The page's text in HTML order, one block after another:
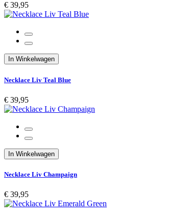
€ 39,95
In Winkelwagen
Necklace Liv Teal Blue
€ 39,95
In Winkelwagen
Necklace Liv Champaign
€ 39,95